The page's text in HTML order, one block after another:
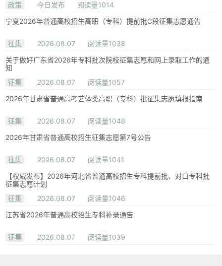
政策
今日发布
阅读量1014
宁夏2026年普通高校招生高职（专科）提前批C段征集志愿通告
征集 2026.08.07
阅读量1038
关于做好广东省2026年专科批次院校征集志愿和网上录取工作的通
知
征集
2026.08.07
阅读量1057
2026年甘肃省普通高考艺体类高职（专科）批征集志愿填报指南
征集 2026.08.07
阅读量1048
2026年甘肃省普通高校招生征集志愿第7号公告
征集 2026.08.07
阅读量1041
【权威发布】2026年河北省普通高校招生专科提前批、对口专科批
征集志愿计划
征集
2026.08.07
阅读量1046
江苏省2026年普通高校招生专科补录通告
征集 2026.08.07 阅读量1039